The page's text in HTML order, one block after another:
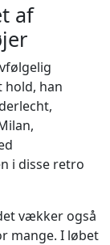
af
hold, han
i disse retro
vækker også
mange. I løbet